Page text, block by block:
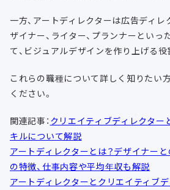
一方、アートディレクターは広告ディレ
ザイナー、ライター、プランナーとい
て、ビジュアルデザインを作り上げる役
これらの職種について詳しく知りたい
ください。
関連記事： クリエイティブディレクター
キルについて解説
アートディレクターとは？デザイナー
の特徴、仕事内容や平均年収も解説
アートディレクターとクリエイティブ